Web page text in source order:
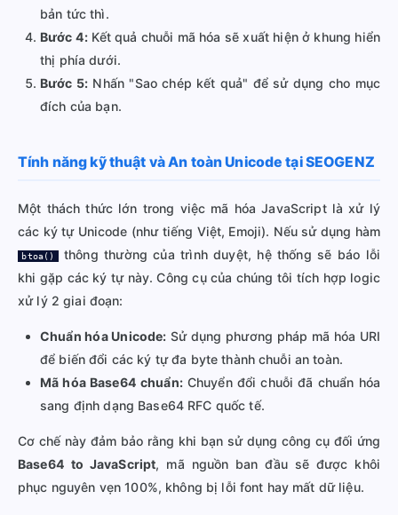
bản tức thì.
Bước 4: Kết quả chuỗi mã hóa sẽ xuất hiện ở khung hiển
thị phía dưới.
Bước 5: Nhấn "Sao chép kết quả" để sử dụng cho mục
đích của bạn.
Tính năng kỹ thuật và An toàn Unicode tại SEOGENZ
Một thách thức lớn trong việc mã hóa JavaScript là xử lý
các ký tự Unicode (như tiếng Việt, Emoji). Nếu sử dụng hàm
btoa()
thông thường của trình duyệt, hệ thống sẽ báo lỗi
khi gặp các ký tự này. Công cụ của chúng tôi tích hợp logic
xử lý 2 giai đoạn:
Chuẩn hóa Unicode: Sử dụng phương pháp mã hóa URI
để biến đổi các ký tự đa byte thành chuỗi an toàn.
Mã hóa Base64 chuẩn:Chuyển đổi chuỗi đã chuẩn hóa
sang định dạng Base64 RFC quốc tế.
Cơ chế này đảm bảo rằng khi bạn sử dụng công cụ đối ứng
Base64 to JavaScript, mã nguồn ban đầu sẽ được khôi
phục nguyên vẹn 100%, không bị lỗi font hay mất dữ liệu.